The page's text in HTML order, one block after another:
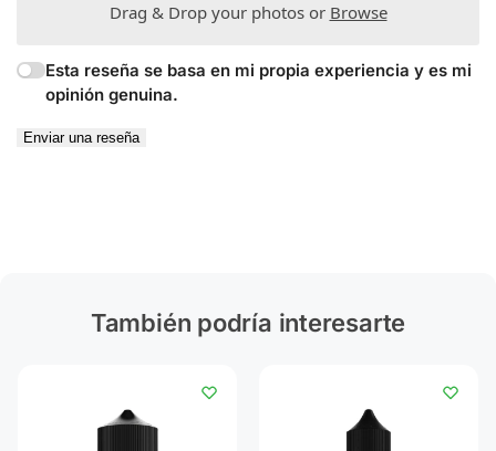
Drag & Drop your photos or Browse
Esta reseña se basa en mi propia experiencia y es mi
opinión genuina.
Enviar una reseña
También podría interesarte